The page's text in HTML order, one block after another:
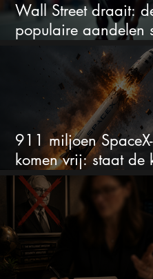
Wall Street draait:
populaire aandelen
onder spanning
911 miljoen
komen vrij: staat de
een nieuwe crash?